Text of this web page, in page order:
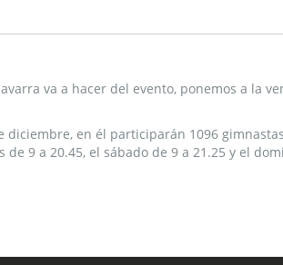
va a hacer del evento, ponemos a la
en él participarán 1096
9 a 20.45, el sábado de 9 a 21.25 y el